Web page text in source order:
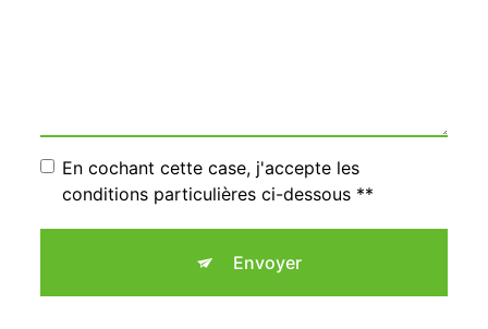
En cochant cette case, j'accepte les
conditions particulières ci-dessous **
Envoyer